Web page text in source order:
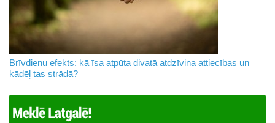
Brīvdienu efekts: kā īsa atpūta divatā atdzīvina attiecības un
kādēļ tas strādā?